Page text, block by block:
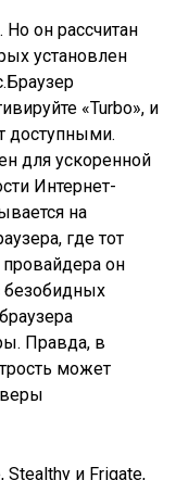
он рассчитан
установлен
«Turbo», и
доступными.
для ускоренной
Интернет-
на
где тот
провайдера он
безобидных
Правда, в
может
Stealthy и Frigate,